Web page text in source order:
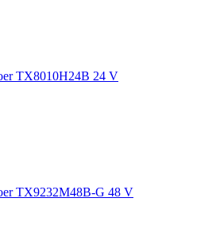
TX8010H24B 24 V
TX9232M48B-G 48 V